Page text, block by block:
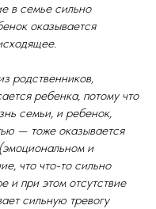
в семье сильно
оказывается
родственников,
ребенка, потому что
семьи, и ребенок,
— тоже оказывается
и
что что-то сильно
и при этом отсутствие
сильную тревогу